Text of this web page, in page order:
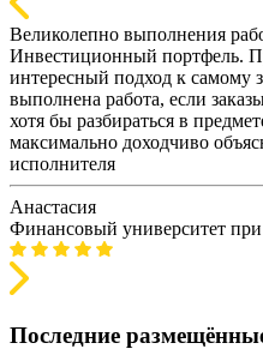
Великолепно выполнения
Инвестиционный портфель.
интересный подход к самому
выполнена работа, если
хотя бы разбираться в
максимально доходчиво
исполнителя
Анастасия
Финансовый университет при
Последние